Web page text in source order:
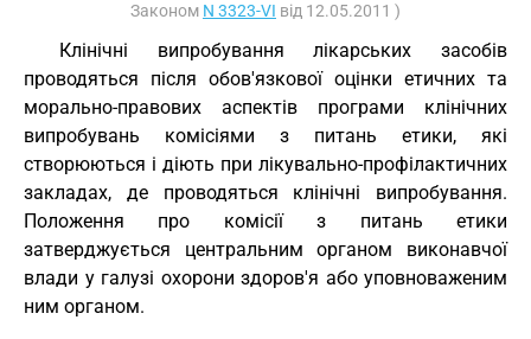
Законом N 3323-VI від 12.05.2011 )
Клінічні випробування лікарських засобів
проводяться після обов'язкової оцінки етичних та
морально-правових аспектів програми клінічних
випробувань комісіями з питань етики, які
створюються і діють при лікувально-профілактичних
закладах, де проводяться клінічні випробування.
Положення про комісії з питань етики
затверджується центральним органом виконавчої
влади у галузі охорони здоров'я або уповноваженим
ним органом.